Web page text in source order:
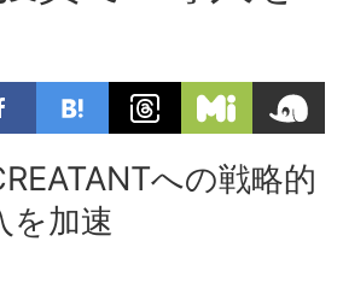
への戦略的
を加速